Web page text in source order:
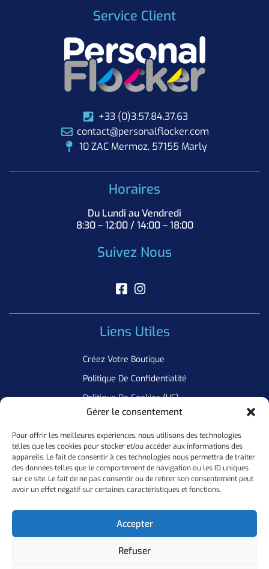
Gérer le consentement
Pour offrir les meilleures expériences, nous utilisons des technologies
telles que les cookies pour stocker et/ou accéder aux informations des
appareils. Le fait de consentir à ces technologies nous permettra de traiter
des données telles que le comportement de navigation ou les ID uniques
sur ce site. Le fait de ne pas consentir ou de retirer son consentement peut
avoir un effet négatif sur certaines caractéristiques et fonctions.
Accepter
Refuser
Service Client
+33 (0)3.57.84.37.63
contact@personalflocker.com
10 ZAC Mermoz, 57155 Marly
Horaires
Du Lundi au Vendredi
8:30 – 12:00 / 14:00 – 18:00
Suivez Nous
Liens Utiles
Créez Votre Boutique
Politique De Confidentialité
Politique De Cookies (UE)
Newsletter
Inscrivez Vous A Notre Newsletter Pour Ne Manquer Aucune De
Nos Offres
Ok